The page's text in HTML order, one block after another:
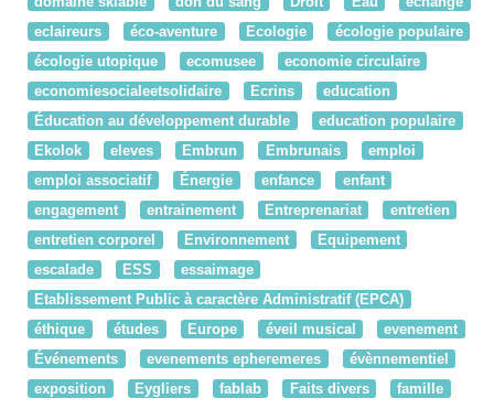
eclaireurs
éco-aventure Ecologie
écologie populaire
écologie utopique
ecomusee
economie circulaire
economiesocialeetsolidaire
Ecrins
education
Éducation au développement durable
education populaire
Ekolok
eleves Embrun Embrunais
emploi
emploi associatif
Énergie enfance
enfant
engagement
entrainement Entreprenariat
entretien
entretien corporel
Environnement
Equipement
escalade
ESS
essaimage
Etablissement Public à caractère Administratif (EPCA)
éthique
études Europe éveil musical
evenement
Événements
evenements epheremeres
évènnementiel
exposition
Eygliers fablab Faits divers famille